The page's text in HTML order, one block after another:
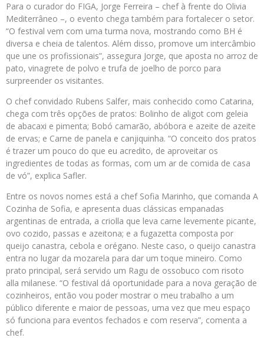
Para o curador do FIGA, Jorge Ferreira – chef à frente do Olivia
Mediterrâneo –, o evento chega também para fortalecer o setor.
“O festival vem com uma turma nova, mostrando como BH é
diversa e cheia de talentos. Além disso, promove um intercâmbio
que une os profissionais”, assegura Jorge, que aposta no arroz de
pato, vinagrete de polvo e trufa de joelho de porco para
surpreender os visitantes.
O chef convidado Rubens Salfer, mais conhecido como Catarina,
chega com três opções de pratos: Bolinho de aligot com geleia
de abacaxi e pimenta; Bobó camarão, abóbora e azeite de azeite
de ervas; e Carne de panela e canjiquinha. “O conceito dos pratos
é trazer um pouco do que eu acredito, de aproveitar os
ingredientes de todas as formas, com um ar de comida de casa
de vó”, explica Safler.
Entre os novos nomes está a chef Sofia Marinho, que comanda A
Cozinha de Sofia, e apresenta duas clássicas empanadas
argentinas de entrada, a criolla que leva carne levemente picante,
ovo cozido, passas e azeitona; e a fugazetta composta por
queijo canastra, cebola e orégano. Neste caso, o queijo canastra
entra no lugar da mozarela para dar um toque mineiro. Como
prato principal, será servido um Ragu de ossobuco com risoto
alla milanese. “O festival dá oportunidade para a nova geração de
cozinheiros, então vou poder mostrar o meu trabalho a um
público diferente e maior de pessoas, uma vez que meu espaço
só funciona para eventos fechados e com reserva”, comenta a
chef.